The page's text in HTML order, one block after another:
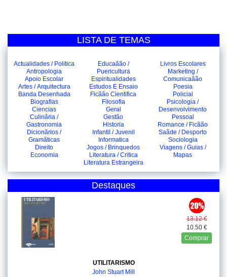
LISTA DE TEMAS
Actualidades / Politica
Antropologia
Apoio Escolar
Artes / Arquitectura
Banda Desenhada
Biografias
Ciencias
Culinãria /
Gastronomia
Dicionãrios /
Gramãticas
Direito
Economia
Educaãão /
Puericultura
Espiritualidades
Estudos E Ensaio
Ficãão Cientifica
Filosofia
Geral
Gestão
Historia
Infantil / Juvenil
Informatica
Jogos / Brinquedos
Literatura / Critica
Literatura Estrangeira
Livros Escolares
Marketing /
Comunicaãão
Poesia
Policial
Psicologia /
Desenvolvimento
Pessoal
Romance / Ficãão
Saãde / Desporto
Sociologia
Viagens / Guias /
Mapas
Destaques
13.12 €
10.50 €
Comprar
UTILITARISMO
John Stuart Mill